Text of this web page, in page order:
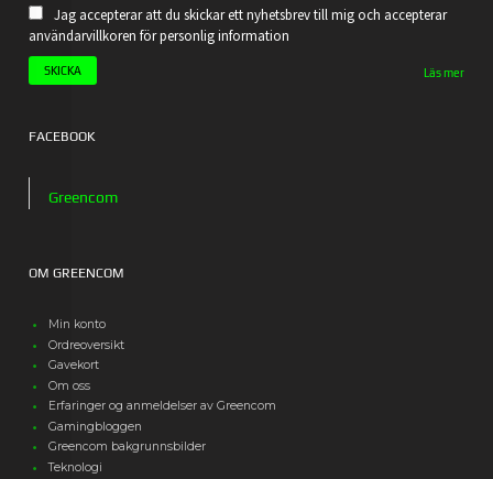
Jag accepterar att du skickar ett nyhetsbrev till mig och accepterar
användarvillkoren för personlig information
Läs mer
FACEBOOK
Greencom
OM GREENCOM
Min konto
Ordreoversikt
Gavekort
Om oss
Erfaringer og anmeldelser av Greencom
Gamingbloggen
Greencom bakgrunnsbilder
Teknologi